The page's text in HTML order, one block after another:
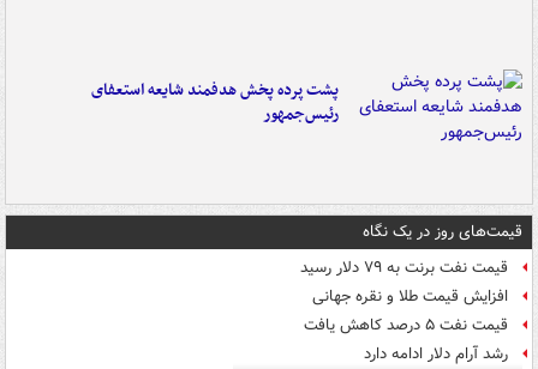
پشت پرده پخش هدفمند شایعه استعفای
رئیس‌جمهور
قیمت‌های روز در یک نگاه
قیمت نفت برنت به ۷۹ دلار رسید
افزایش قیمت طلا و نقره جهانی
قیمت نفت ۵ درصد کاهش یافت
رشد آرام دلار ادامه دارد